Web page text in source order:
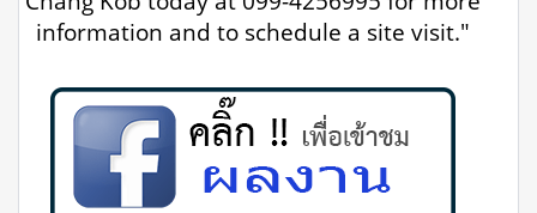
information and to schedule a site visit."